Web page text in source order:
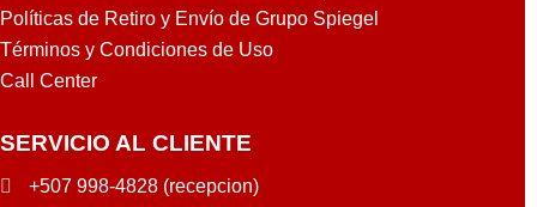
Políticas de Retiro y Envío de Grupo Spiegel
Términos y Condiciones de Uso
Call Center
SERVICIO AL CLIENTE
+507 998-4828 (recepcion)